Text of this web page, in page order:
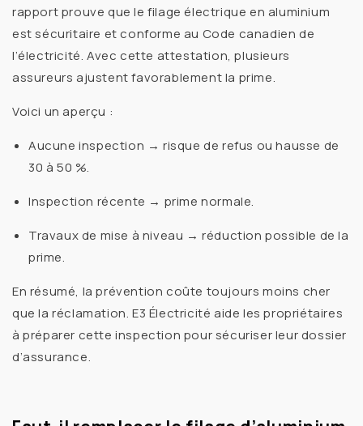
rapport prouve que lefilage électrique en aluminium
est sécuritaire et conforme au Code canadien de
l’électricité. Avec cette attestation, plusieurs
assureurs ajustent favorablement la prime.
Voici un aperçu :
Aucune inspection → risque de refus ou hausse de
30 à 50 %.
Inspection récente → prime normale.
Travaux de mise à niveau → réduction possible de la
prime.
En résumé, laprévention coûte toujours moins cher
que laréclamation. E3 Électricité aide les propriétaires
à préparer cette inspection pour sécuriser leur dossier
d’assurance.